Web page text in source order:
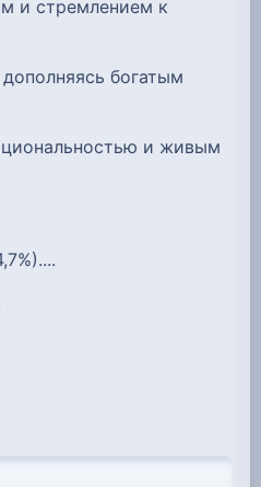
и стремлением к
богатым
и живым